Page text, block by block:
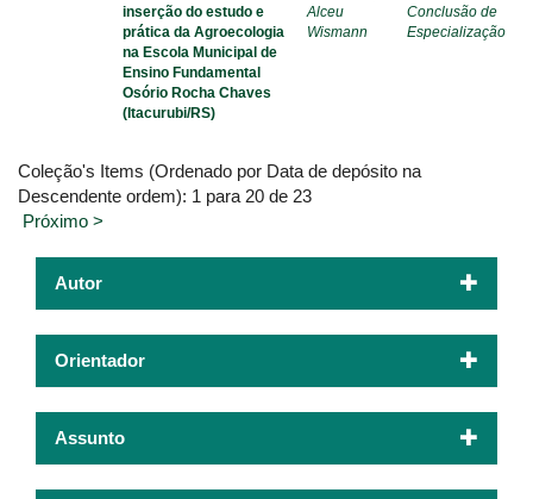
inserção do estudo e
prática da Agroecologia
na Escola Municipal de
Ensino Fundamental
Osório Rocha Chaves
(Itacurubi/RS)
Alceu
Wismann
Conclusão de
Especialização
Coleção's Items (Ordenado por Data de depósito na
Descendente ordem): 1 para 20 de 23
Próximo >
Autor
Orientador
Assunto